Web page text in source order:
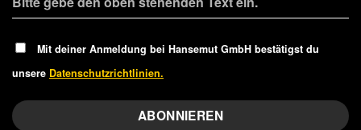
Mit deiner Anmeldung bei Hansemut GmbH bestätigst du
unsere Datenschutzrichtlinien.